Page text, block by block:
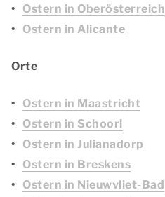
Ostern in Oberösterreich
Ostern in Alicante
Orte
Ostern in Maastricht
Ostern in Schoorl
Ostern in Julianadorp
Ostern in Breskens
Ostern in Nieuwvliet-Bad